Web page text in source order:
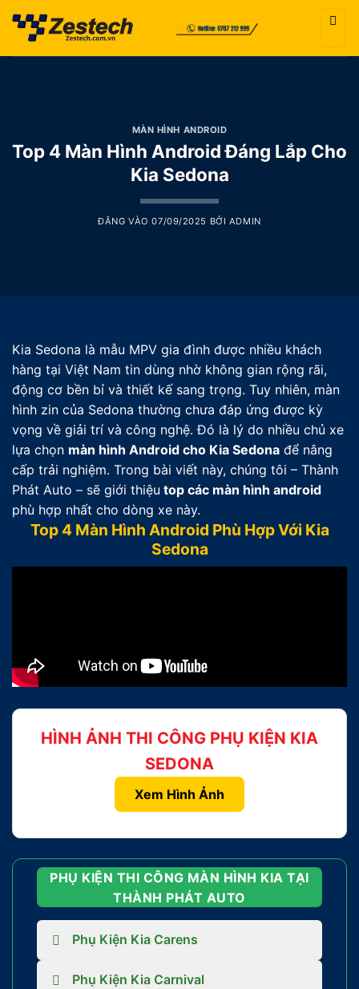
qua
MÀN HÌNH ANDROID
Top 4 Màn Hình Android Đáng Lắp Cho
Kia Sedona
ĐĂNG VÀO07/09/2025 BỞI ADMIN
Kia Sedona là mẫu MPV gia đình được nhiều khách
hàng tại Việt Nam tin dùng nhờ không gian rộng rãi,
động cơ bền bỉ và thiết kế sang trọng. Tuy nhiên, màn
hình zin của Sedona thường chưa đáp ứng được kỳ
vọng về giải trí và công nghệ. Đó là lý do nhiều chủ xe
lựa chọn màn hình Android cho Kia Sedona để nâng
cấp trải nghiệm. Trong bài viết này, chúng tôi – Thành
Phát Auto – sẽ giới thiệu top các màn hình android
phù hợp nhất cho dòng xe này.
Top 4 Màn Hình Android Phù Hợp Với Kia
Sedona
HÌNH ẢNH THI CÔNG PHỤ KIỆN KIA
SEDONA
Xem Hình Ảnh
PHỤ KIỆN THI CÔNG MÀN HÌNH KIA TẠI
THÀNH PHÁT AUTO
Phụ Kiện Kia Carens
Phụ Kiện Kia Carnival